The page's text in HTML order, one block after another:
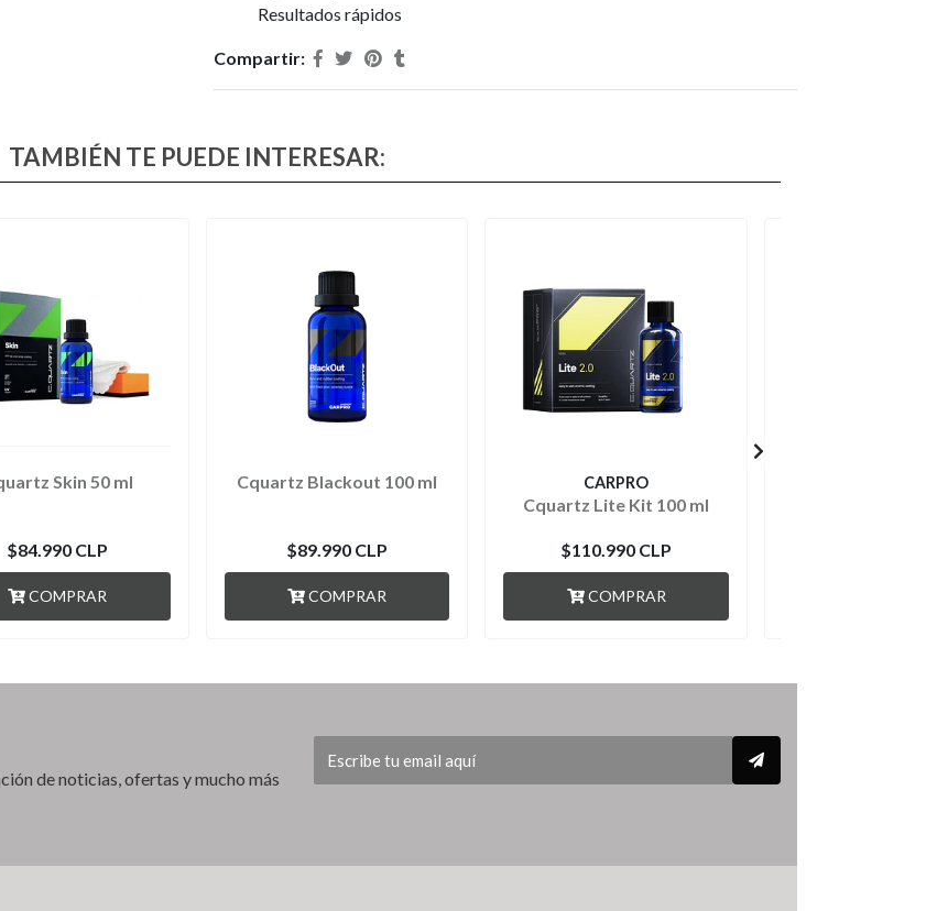
Resultados rápidos
Compartir:
TAMBIÉN TE PUEDE INTERESAR:
Skin 50 ml
$84.990 CLP
COMPRAR
Cquartz Blackout 100 ml
$89.990 CLP
COMPRAR
CARPRO
Cquartz Lite Kit 100 ml
$110.990 CLP
COMPRAR
de noticias, ofertas y mucho más